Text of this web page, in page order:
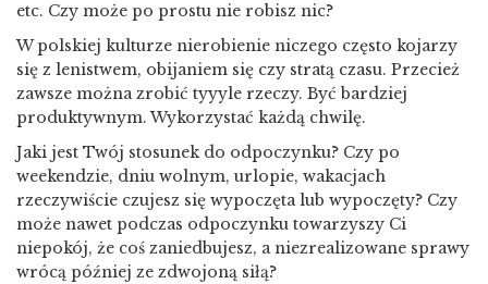
etc. Czy może po prostu nie robisz nic?
W polskiej kulturze nierobienie niczego często kojarzy
się z lenistwem, obijaniem się czy stratą czasu. Przecież
zawsze można zrobić tyyyle rzeczy. Być bardziej
produktywnym. Wykorzystać każdą chwilę.
Jaki jest Twój stosunek do odpoczynku? Czy po
weekendzie, dniu wolnym, urlopie, wakacjach
rzeczywiście czujesz się wypoczęta lub wypoczęty? Czy
może nawet podczas odpoczynku towarzyszy Ci
niepokój, że coś zaniedbujesz, a niezrealizowane sprawy
wrócą później ze zdwojoną siłą?